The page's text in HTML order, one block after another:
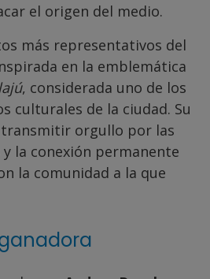
el origen del medio.
más representativos del
en la emblemática
, considerada uno de los
culturales de la ciudad. Su
orgullo por las
la conexión permanente
la comunidad a la que